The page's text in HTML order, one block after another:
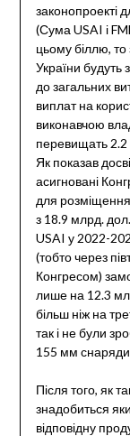
законопроекті
(Сума USAI і
цьому біллю,
України
до загальних
виплат на
виконавчою
перевищать
Як показав
асигновані
для
з 18.9 млрд.
USAI у 2022-
(тобто через
Конгресом)
лише на 12.3
більш ніж на
так і не були
155 мм
Після того, як
знадобиться
відповідну